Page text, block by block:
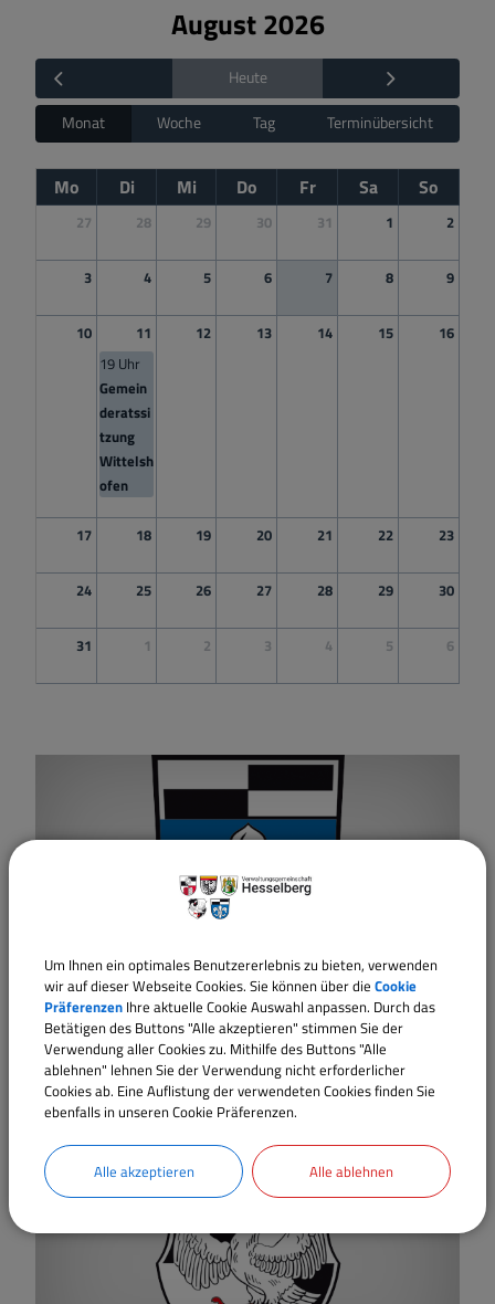
Heute
August 2026
Monat Woche Tag Terminübersicht
Mo Di Mi Do Fr Sa So
27 28 29 30 31 1 2
3 4 5 6 7 8 9
10
11
19 Uhr
Gemein
deratssi
tzung
Wittelsh
ofen
12 13 14 15 16
17 18 19 20 21 22 23
24 25 26 27 28 29 30
31 1 2 3 4 5 6
11.
8.2026
19:00 Uhr
Gemeinderatssitzung
Wittelshofen
Um Ihnen ein optimales Benutzererlebnis zu bieten, verwenden
wir auf dieser Webseite Cookies. Sie können über die Cookie
Präferenzen Ihre aktuelle Cookie Auswahl anpassen. Durch das
Betätigen des Buttons "Alle akzeptieren" stimmen Sie der
Verwendung aller Cookies zu. Mithilfe des Buttons "Alle
ablehnen" lehnen Sie der Verwendung nicht erforderlicher
Cookies ab. Eine Auflistung der verwendeten Cookies finden Sie
ebenfalls in unseren Cookie Präferenzen.
Alle akzeptieren Alle ablehnen